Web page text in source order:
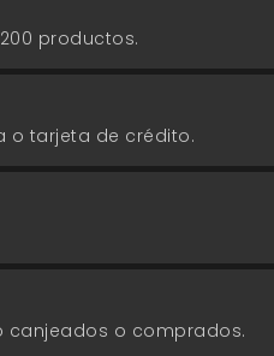
productos.
o tarjeta de crédito.
canjeados o comprados.